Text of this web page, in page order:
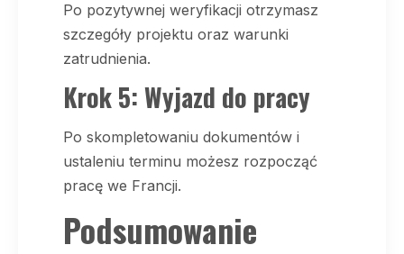
Po pozytywnej weryfikacji otrzymasz
szczegóły projektu oraz warunki
zatrudnienia.
Krok 5: Wyjazd do pracy
Po skompletowaniu dokumentów i
ustaleniu terminu możesz rozpocząć
pracę we Francji.
Podsumowanie